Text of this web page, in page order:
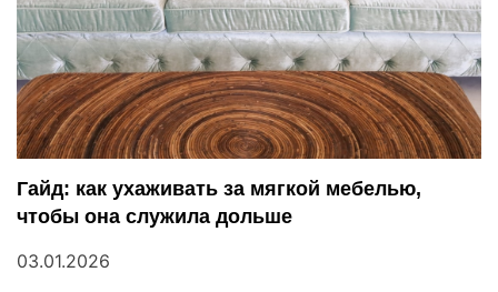
п
и
с
я
м
Гайд: как ухаживать за мягкой мебелью,
чтобы она служила дольше
03.01.2026